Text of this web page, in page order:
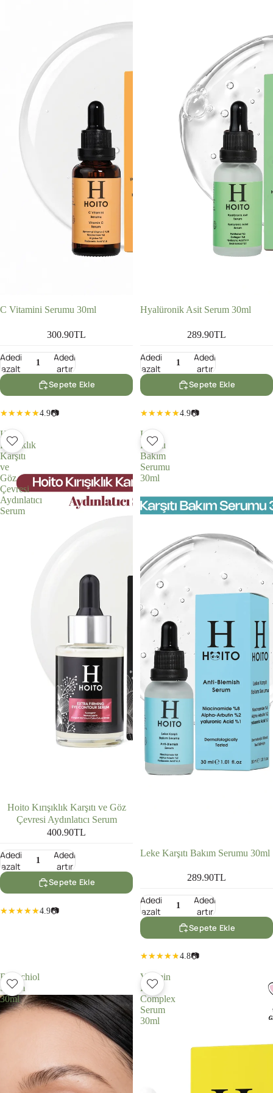
C Vitamini Serumu 30ml
300.90TL
Adedi
azalt
Adedi
artır
Sepete Ekle
4.9📷
Hyalüronik Asit Serum 30ml
289.90TL
Adedi
azalt
Adedi
artır
Sepete Ekle
4.9📷
Hoito
Kırışıklık
Karşıtı
ve
Göz
Çevresi
Aydınlatıcı
Serum
Hoito Kırışıklık Karşıtı ve Göz
Çevresi Aydınlatıcı Serum
400.90TL
Adedi
azalt
Adedi
artır
Sepete Ekle
4.9📷
Leke
Karşıtı
Bakım
Serumu
30ml
Leke Karşıtı Bakım Serumu 30ml
289.90TL
Adedi
azalt
Adedi
artır
Sepete Ekle
4.8📷
Bakuchiol
Serum
30ml
Vitamin
B
Complex
Serum
30ml